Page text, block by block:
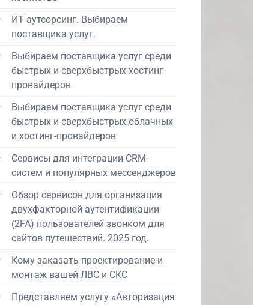
ИТ-аутсорсинг. Выбираем
поставщика услуг.
Выбираем поставщика услуг среди
быстрых и сверхбыстрых хостинг-
провайдеров
Выбираем поставщика услуг среди
быстрых и сверхбыстрых облачных
и хостинг-провайдеров
Сервисы для интеграции CRM-
систем и популярных мессенджеров
Обзор сервисов для организация
двухфакторной аутентификации
(2FA) пользователей звонком для
сайтов путешествий. 2025 год.
Кому заказать проектирование и
монтаж вашей ЛВС и СКС
Представляем услугу «Авторизация